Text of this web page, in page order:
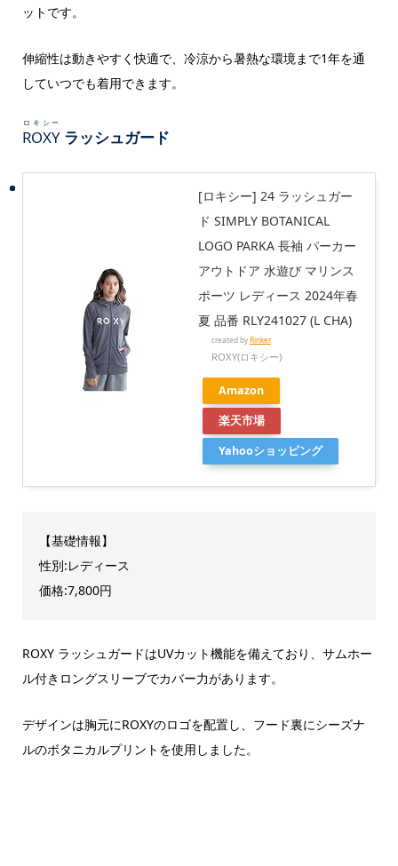
ットです。
伸縮性は動きやすく快適で、冷涼から暑熱な環境まで1年を通
していつでも着用できます。
ROXY
ロキシー
ラッシュガード
[ロキシー] 24 ラッシュガー
ド SIMPLY BOTANICAL
LOGO PARKA 長袖 パーカー
アウトドア 水遊び マリンス
ポーツ レディース 2024年春
夏 品番 RLY241027 (L CHA)
created byRinker
ROXY(ロキシー)
Amazon
楽天市場
Yahooショッピング
【基礎情報】
性別:レディース
価格:7,800円
ROXY ラッシュガードはUVカット機能を備えており、サムホー
ル付きロングスリーブでカバー力があります。
デザインは胸元にROXYのロゴを配置し、フード裏にシーズナ
ルのボタニカルプリントを使用しました。